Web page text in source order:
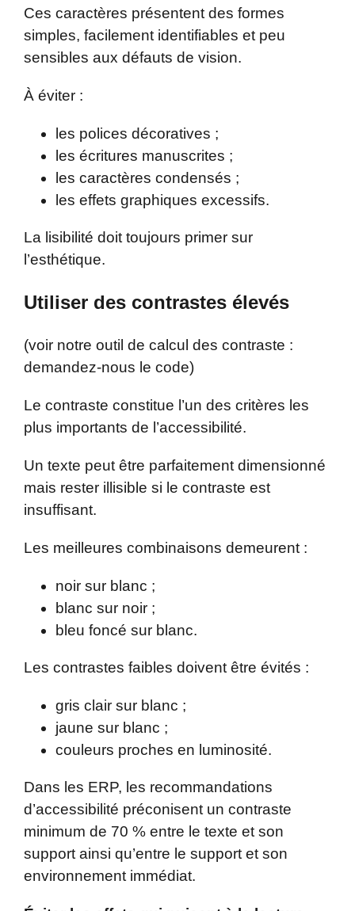
Ces caractères présentent des formes
simples, facilement identifiables et peu
sensibles aux défauts de vision.
À éviter :
les polices décoratives ;
les écritures manuscrites ;
les caractères condensés ;
les effets graphiques excessifs.
La lisibilité doit toujours primer sur
l’esthétique.
Utiliser des contrastes élevés
(voir notre outil de calcul des contraste :
demandez-nous le code)
Le contraste constitue l’un des critères les
plus importants de l’accessibilité.
Un texte peut être parfaitement dimensionné
mais rester illisible si le contraste est
insuffisant.
Les meilleures combinaisons demeurent :
noir sur blanc ;
blanc sur noir ;
bleu foncé sur blanc.
Les contrastes faibles doivent être évités :
gris clair sur blanc ;
jaune sur blanc ;
couleurs proches en luminosité.
Dans les ERP, les recommandations
d’accessibilité préconisent un contraste
minimum de 70 % entre le texte et son
support ainsi qu’entre le support et son
environnement immédiat.